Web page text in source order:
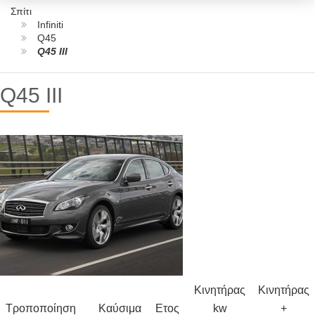
Σπίτι
Infiniti
Q45
Q45 III
Q45 III
Τροποποίηση Καύσιμα Ετος
Κινητήρας
kw
Κινητήρας
+